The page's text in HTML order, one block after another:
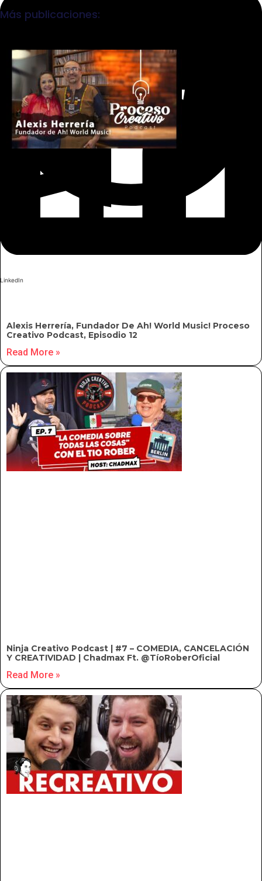
LinkedIn
Más publicaciones:
Alexis Herrería, Fundador De Ah! World Music! Proceso
Creativo Podcast, Episodio 12
Read More »
Ninja Creativo Podcast | #7 – COMEDIA, CANCELACIÓN
Y CREATIVIDAD | Chadmax Ft. @TíoRoberOficial
Read More »